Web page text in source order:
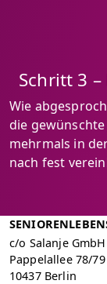
Schritt 3
Wie
die
mehrmals in
nach fest
c/o Salanje GmbH
Pappelallee 78/79
10437 Berlin